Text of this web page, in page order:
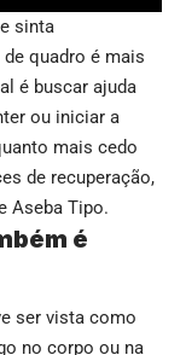
sinta
quadro é mais
é buscar ajuda
ou iniciar a
mais cedo
de recuperação,
Aseba Tipo.
é
ser vista como
no corpo ou na